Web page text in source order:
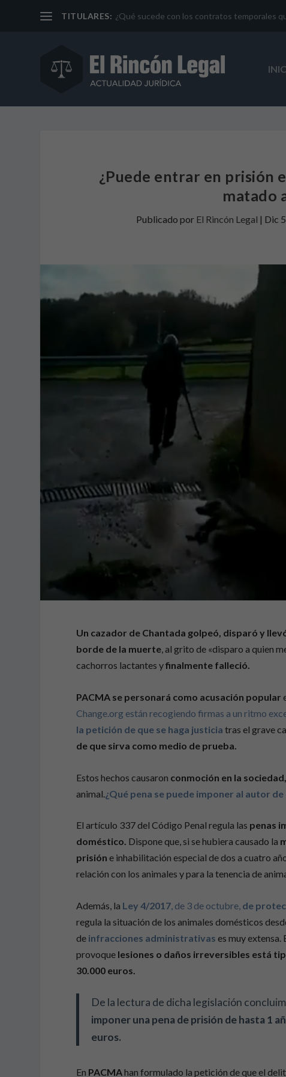
TITULARES: ¿Qué sucede con los contratos temporales
¿Puede entrar en prisión
matado
Publicado por El Rincón Legal | Dic
Un cazador de Chantada golpeó, disparó y
borde de la muerte, al grito de «disparo a quien
cachorros lactantes yfinalmente falleció.
PACMA se personará como acusación popular
Change.org están recogiendo firmas a un ritmo
la petición de que se haga justicia tras el grave
de que sirva como medio de prueba.
Estos hechos causaron conmoción en la
animal. ¿Qué pena se puede imponer al autor
El artículo 337 del Código Penal regula las penas
doméstico. Dispone que, si se hubiera causado la
prisión e inhabilitación especial de dos a cuatro
relación con los animales y para la tenencia de
Además, la Ley 4/2017, de 3 de octubre, de
regula la situación de los animales domésticos
de infracciones administrativas es muy extensa.
provoque lesiones o daños irreversibles está
30.000 euros.
De la lectura de dicha legislación
imponer una pena de prisión de hasta 1
euros.
En PACMAhan formulado la petición de que el